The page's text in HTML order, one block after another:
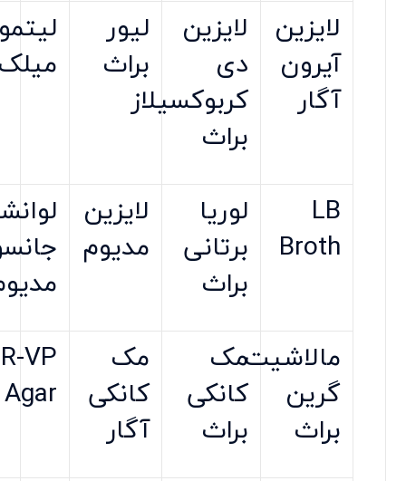
لایزین
آیرون
آگار
لایزین
دی
کربوکسیلاز
براث
لیور
براث
LB
Broth
لوریا
برتانی
براث
لایزین
مدیوم
مالاشیت
گرین
براث
مک
کانکی
براث
مک
کانکی
آگار
VP
Agar